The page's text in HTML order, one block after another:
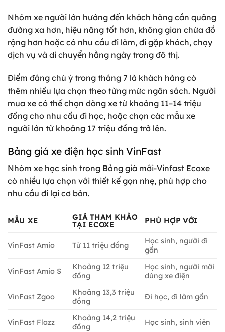
Nhóm xe người lớn hướng đến khách hàng cần quãng
đường xa hơn, hiệu năng tốt hơn, không gian chứa đồ
rộng hơn hoặc có nhu cầu đi làm, đi gặp khách, chạy
dịch vụ và di chuyển hằng ngày trong đô thị.
Điểm đáng chú ý trong tháng 7 là khách hàng có
thêm nhiều lựa chọn theo từng mức ngân sách. Người
mua xe có thể chọn dòng xe từ khoảng 11–14 triệu
đồng cho nhu cầu đi học, hoặc chọn các mẫu xe
người lớn từ khoảng 17 triệu đồng trở lên.
Bảng giá xe điện học sinh VinFast
Nhóm xe học sinh trong Bảng giá mới-Vinfast Ecoxe
có nhiều lựa chọn với thiết kế gọn nhẹ, phù hợp cho
nhu cầu đi lại cơ bản.
MẪU XE
GIÁ THAM KHẢO
TẠI ECOXE
PHÙ HỢP VỚI
VinFast Amio Từ 11 triệu đồng
Học sinh, người đi
gần
VinFast Amio S
Khoảng 12 triệu
đồng
Học sinh, người mới
dùng xe điện
VinFast Zgoo
Khoảng 13,3 triệu
đồng
Đi học, đi làm gần
VinFast Flazz
Khoảng 14,2 triệu
đồng
Học sinh, sinh viên